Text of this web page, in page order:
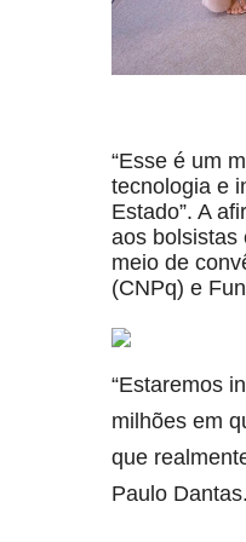
“Esse é um
tecnologia e
Estado”. A
aos bolsistas
meio de
(CNPq) e
“Estaremos
milhões em
que
Paulo Dantas.